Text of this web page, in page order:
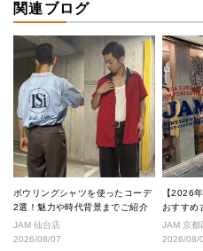
関連ブログ
ボウリングシャツを使ったコーデ
2選！魅力や時代背景までご紹介
JAM 仙台店
2026/08/07
【2026
おすすめ
好な絶対
JAM 京都
2026/08/